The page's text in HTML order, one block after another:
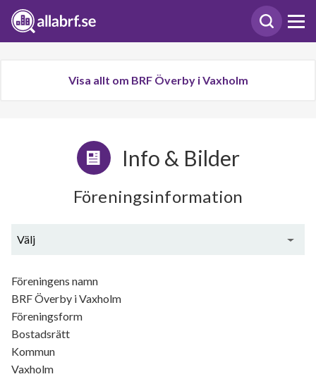
Visa allt om BRF Överby i Vaxholm
Info & Bilder
Föreningsinformation
Välj
Föreningens namn
BRF Överby i Vaxholm
Föreningsform
Bostadsrätt
Kommun
Vaxholm